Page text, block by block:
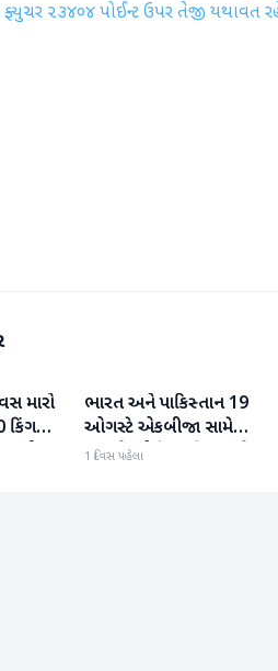
ફ્યુચર ૨૩૪૦૪ પોઈન્ટ ઉપર તેજી યથાવત
મારો
કિંગ
રમતગમત
ભારત અને પાકિસ્તાન 19
ઓગસ્ટે એકબીજા સામે
ટકરાશે, હોકી વર્લ્ડ કપ માટે
1 દિવસ પહેલા